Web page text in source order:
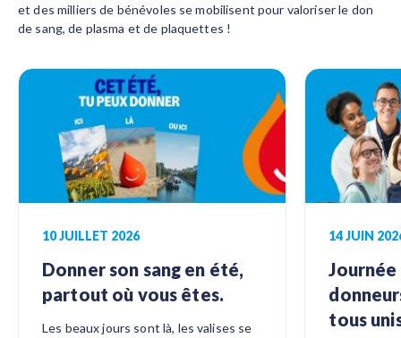
et des milliers de bénévoles se mobilisent pour valoriser le don
de sang, de plasma et de plaquettes !
10 JUILLET 2026
Donner son sang en été,
partout où vous êtes.
Les beaux jours sont là, les valises se
14 JUIN
tous